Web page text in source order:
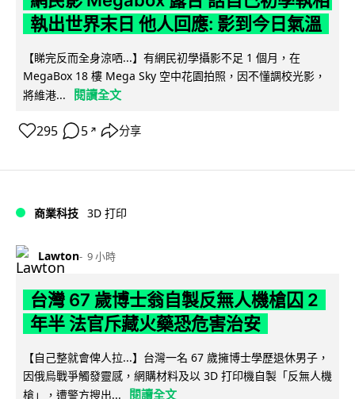
執出世界末日 他人回應: 影到今日氣溫
【睇完反而全身涼哂...】有網民初學攝影不足 1 個月，在
MegaBox 18 樓 Mega Sky 空中花園拍照，因不懂調校光影，
將維港...
閱讀全文
295 5 ↗ 分享
商業科技 3D 打印
Lawton 9 小時
台灣 67 歲博士翁自製反無人機槍囚 2
年半 法官斥藏火藥恐危害治安
【自己整就會俾人拉...】台灣一名 67 歲擁博士學歷退休男子，
因俄烏戰爭觸發靈感，網購材料及以 3D 打印機自製「反無人機
槍」，遭警方搜出...
閱讀全文